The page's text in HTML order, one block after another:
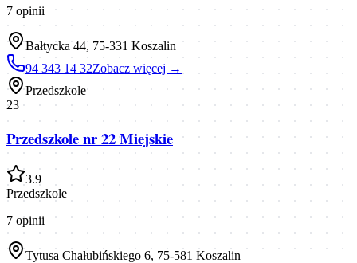
7 opinii
Bałtycka 44, 75-331 Koszalin
94 343 14 32Zobacz więcej →
Przedszkole
23
Przedszkole nr 22 Miejskie
3.9
Przedszkole
7 opinii
Tytusa Chałubińskiego 6, 75-581 Koszalin